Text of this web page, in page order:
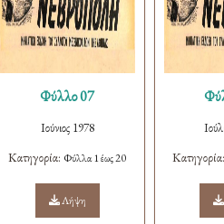
Φύλλο 07
Ιούνιος 1978
Κατηγορία: Φύλλα 1 έως 20
Λήψη
Κατηγορία: